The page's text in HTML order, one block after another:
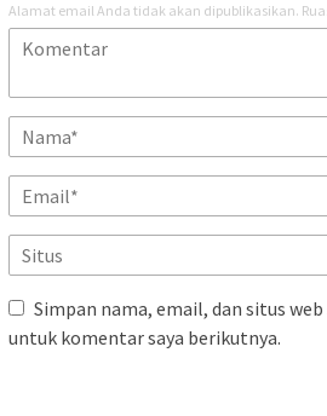
Alamat email Anda tidak akan dipublikasikan.
Simpan nama, email, dan situs
untuk komentar saya berikutnya.